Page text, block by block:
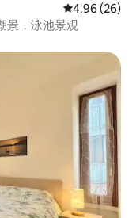
平均评分 4.96
4.96 (26)
景，泳池景观